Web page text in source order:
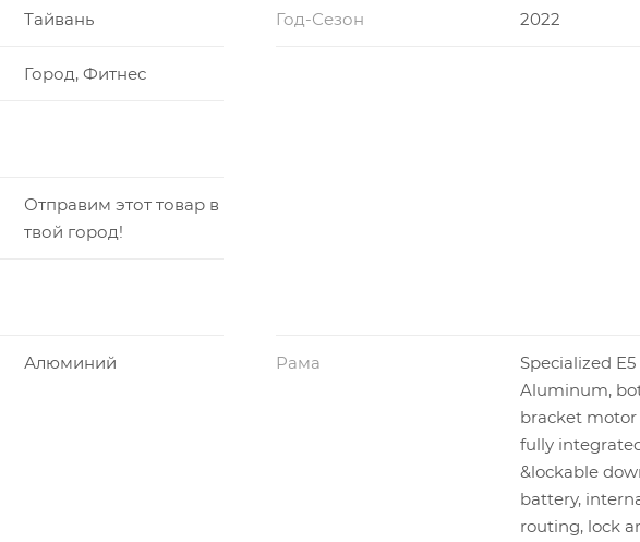
Тайвань Год-Сезон 2022
Город, Фитнес
Отправим этот товар в
твой город!
Алюминий Рама
Specialized E5
Aluminum,
bracket
fully
&lockable
battery,
routing, lock